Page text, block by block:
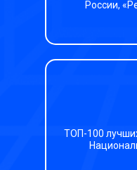
ТОП-100
России,